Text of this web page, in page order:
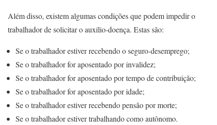
Além disso, existem algumas condições que podem impedir o
trabalhador de solicitar o auxílio-doença. Estas são:
Se o trabalhador estiver recebendo o seguro-desemprego;
Se o trabalhador for aposentado por invalidez;
Se o trabalhador for aposentado por tempo de contribuição;
Se o trabalhador for aposentado por idade;
Se o trabalhador estiver recebendo pensão por morte;
Se o trabalhador estiver trabalhando como autônomo.